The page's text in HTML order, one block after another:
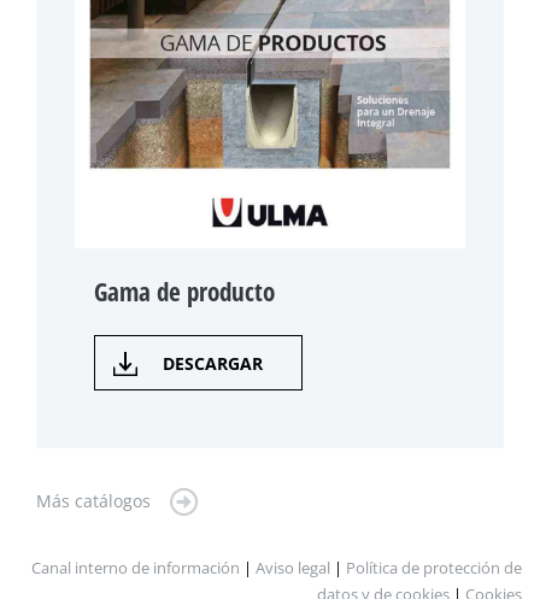
Gama de producto
DESCARGAR
Más catálogos
Canal interno de información | Aviso legal | Política de protección de
datos y de cookies | Cookies